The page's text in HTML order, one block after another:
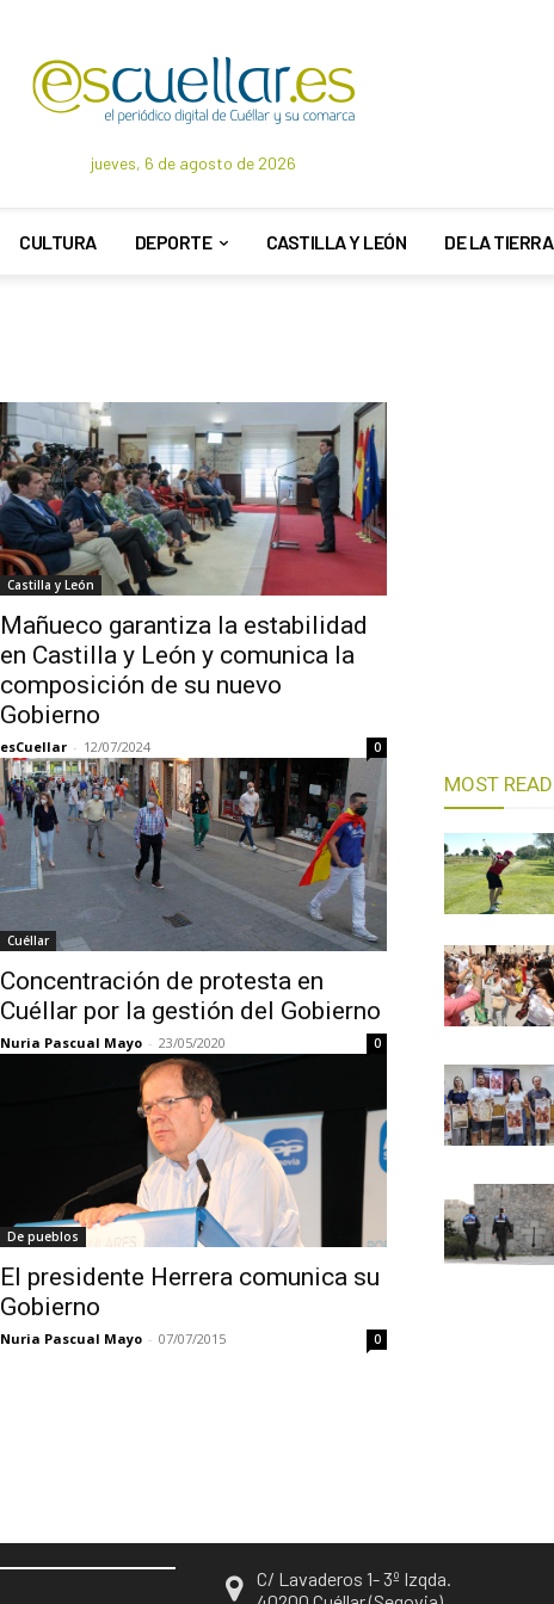
jueves, 6 de agosto de 2026
CULTURA DEPORTE CASTILLA Y LEÓN DE LA TIERRA
Castilla y León
Mañueco garantiza la estabilidad
en Castilla y León y comunica la
composición de su nuevo
Gobierno
esCuellar - 12/07/2024 0
Cuéllar
Concentración de protesta en
Cuéllar por la gestión del Gobierno
Nuria Pascual Mayo - 23/05/2020 0
De pueblos
El presidente Herrera comunica su
Gobierno
Nuria Pascual Mayo - 07/07/2015 0
MOST READ
C/ Lavaderos 1- 3º Izqda.